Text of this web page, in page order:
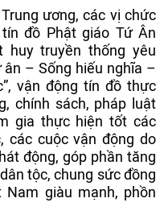
ương, các vị chức
đồ Phật giáo Tứ Ân
huy truyền thống yêu
ân – Sống hiếu nghĩa –
vận động tín đồ thực
chính sách, pháp luật
gia thực hiện tốt các
các cuộc vận động do
động, góp phần tăng
tộc, chung sức đồng
giàu mạnh, phồn